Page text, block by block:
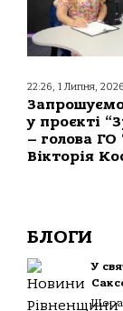
22:26, 1 Липня, 2026
у проєкті
– голова ГО
Вікторія
БЛОГИ
У